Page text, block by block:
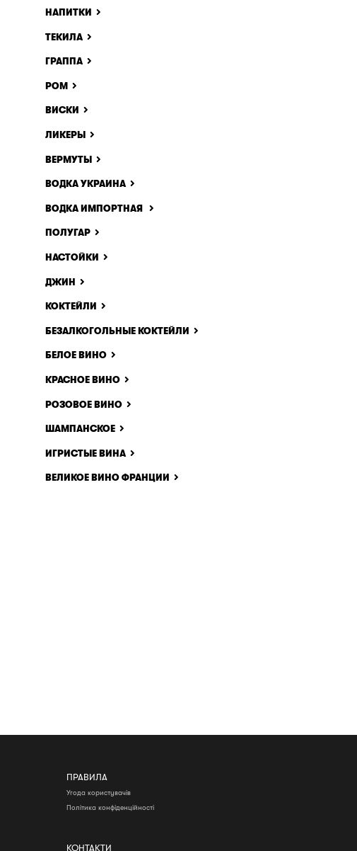
НАПИТКИ
ТЕКИЛА
ГРАППА
РОМ
ВИСКИ
ЛИКЕРЫ
ВЕРМУТЫ
ВОДКА УКРАИНА
ВОДКА ИМПОРТНАЯ
ПОЛУГАР
НАСТОЙКИ
ДЖИН
КОКТЕЙЛИ
БЕЗАЛКОГОЛЬНЫЕ КОКТЕЙЛИ
БЕЛОЕ ВИНО
КРАСНОЕ ВИНО
РОЗОВОЕ ВИНО
ШАМПАНСКОЕ
ИГРИСТЫЕ ВИНА
ВЕЛИКОЕ ВИНО ФРАНЦИИ
ПРАВИЛА
Угода користувачів
Політика конфіденційності
КОНТАКТИ